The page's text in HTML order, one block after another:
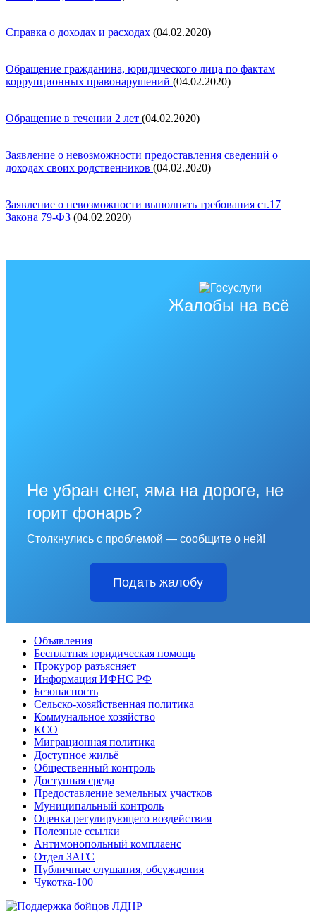
Справка о доходах и расходах (04.02.2020)
Обращение гражданина, юридического лица по фактам
коррупционных правонарушений (04.02.2020)
Обращение в течении 2 лет (04.02.2020)
Заявление о невозможности предоставления сведений о
доходах своих родственников (04.02.2020)
Заявление о невозможности выполнять требования ст.17
Закона 79-ФЗ (04.02.2020)
Жалобы на всё
Не убран снег, яма на дороге, не
горит фонарь?
Столкнулись с проблемой — сообщите о ней!
Подать жалобу
Объявления
Бесплатная юридическая помощь
Прокурор разъясняет
Информация ИФНС РФ
Безопасность
Сельско-хозяйственная политика
Коммунальное хозяйство
КСО
Миграционная политика
Доступное жильё
Общественный контроль
Доступная среда
Предоставление земельных участков
Муниципальный контроль
Оценка регулирующего воздействия
Полезные ссылки
Антимонопольный комплаенс
Отдел ЗАГС
Публичные слушания, обсуждения
Чукотка-100